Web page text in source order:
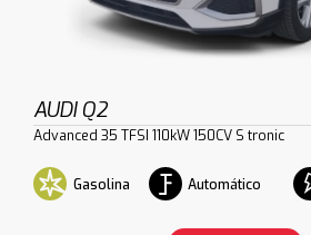
AUDI Q2
Advanced 35 TFSI 110kW 150CV S tronic
Gasolina Automático